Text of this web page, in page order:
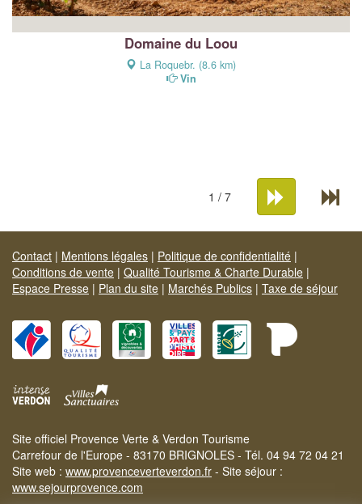
Domaine du Loou
La Roquebr. (8.6 km)
Vin
1 / 7
Contact | Mentions légales | Politique de confidentialité |
Conditions de vente | Qualité Tourisme & Charte Durable |
Espace Presse | Plan du site | Marchés Publics | Taxe de séjour
Site officiel Provence Verte & Verdon Tourisme
Carrefour de l'Europe - 83170 BRIGNOLES - Tél. 04 94 72 04 21
Site web : www.provenceverteverdon.fr - Site séjour :
www.sejourprovence.com